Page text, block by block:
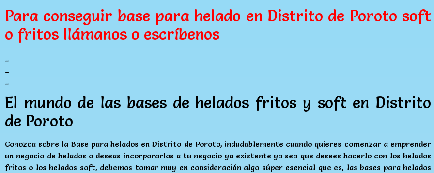
Para conseguir base para helado en Distrito de Poroto soft
o fritos llámanos o escríbenos
El mundo de las bases de helados fritos y soft en Distrito
de Poroto
Conozca sobre la Base para helados en Distrito de Poroto, indudablemente cuando quieres comenzar a emprender
un negocio de helados o deseas incorporarlos a tu negocio ya existente ya sea que desees hacerlo con los helados
fritos o los helados soft, debemos tomar muy en consideración algo súper esencial que es, las bases para helados